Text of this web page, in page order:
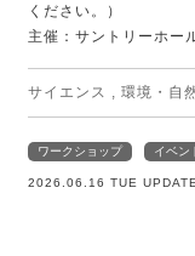
ください。）
主催：サントリーホー
サイエンス 環境・自
ワークショップ イベン
2026.06.16 TUE